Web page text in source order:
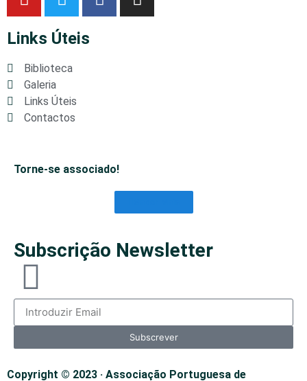
Links Úteis
Biblioteca
Galeria
Links Úteis
Contactos
Torne-se associado!
Subscrição Newsletter
Subscrever
Copyright © 2023 · Associação Portuguesa de